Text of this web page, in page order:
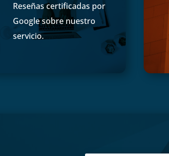
Reseñas certificadas por
Google sobre nuestro
servicio.